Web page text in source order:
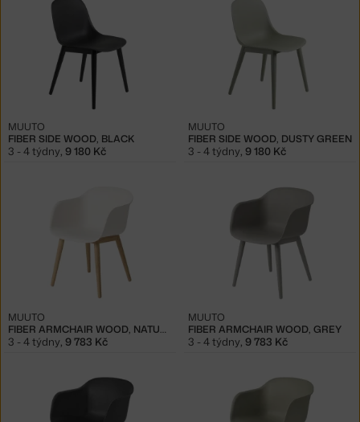
FIBER SIDE WOOD, BLACK
MUUTO
3 - 4 týdny, 9 180 Kč
FIBER SIDE WOOD, DUSTY GREEN
MUUTO
3 - 4 týdny, 9 180 Kč
FIBER ARMCHAIR WOOD, NATURAL WHITE/OAK
MUUTO
3 - 4 týdny, 9 783 Kč
FIBER ARMCHAIR WOOD, GREY
MUUTO
3 - 4 týdny, 9 783 Kč